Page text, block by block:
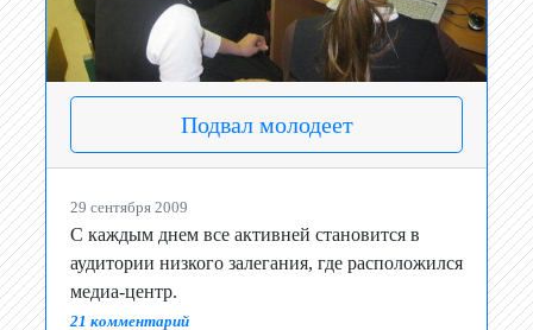
Подвал молодеет
29 сентября 2009
С каждым днем все активней становится в
аудитории низкого залегания, где расположился
медиа-центр.
21 комментарий